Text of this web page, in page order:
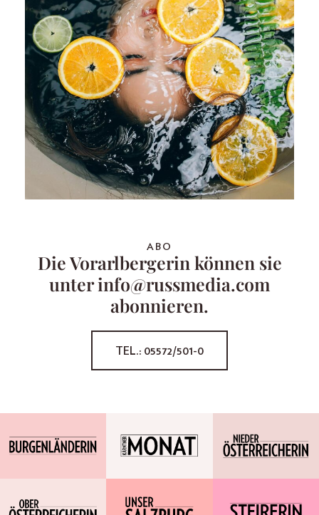
ABO
Die Vorarlbergerin können sie
unter info@russmedia.com
abonnieren.
TEL.: 05572/501-0